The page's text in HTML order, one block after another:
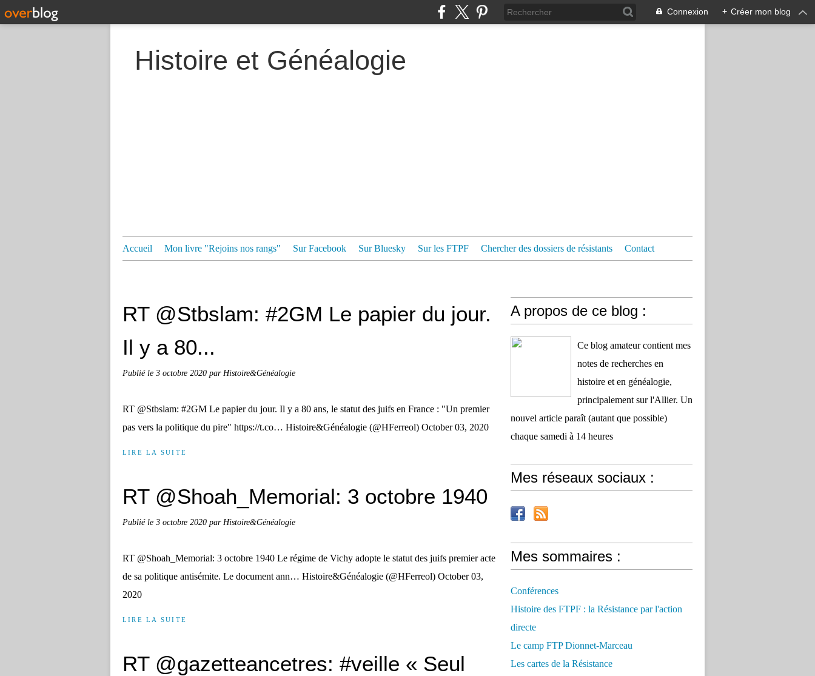
Connexion + Créer mon blog
Histoire et Généalogie
Accueil Mon livre "Rejoins nos rangs" Sur Facebook Sur Bluesky Sur les FTPF Chercher des dossiers de résistants Contact
RT @Stbslam: #2GM Le papier du jour.
Il y a 80...
Publié le 3 octobre 2020 par Histoire&Généalogie
RT @Stbslam: #2GM Le papier du jour. Il y a 80 ans, le statut des juifs en France : "Un premier
pas vers la politique du pire" https://t.co… Histoire&Généalogie (@HFerreol) October 03, 2020
LIRE LA SUITE
RT @Shoah_Memorial: 3 octobre 1940
Publié le 3 octobre 2020 par Histoire&Généalogie
RT @Shoah_Memorial: 3 octobre 1940 Le régime de Vichy adopte le statut des juifs premier acte
de sa politique antisémite. Le document ann… Histoire&Généalogie (@HFerreol) October 03,
2020
LIRE LA SUITE
RT @gazetteancetres: #veille « Seul
A propos de ce blog :
Ce blog amateur contient mes
notes de recherches en
histoire et en généalogie,
principalement sur l'Allier. Un
nouvel article paraît (autant que possible)
chaque samedi à 14 heures
Mes réseaux sociaux :
Mes sommaires :
Conférences
Histoire des FTPF : la Résistance par l'action
directe
Le camp FTP Dionnet-Marceau
Les cartes de la Résistance